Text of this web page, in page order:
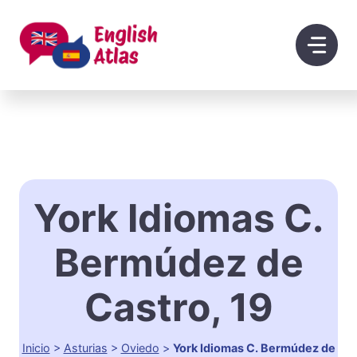
contenido
York Idiomas C.
Bermúdez de
Castro, 19
Inicio > Asturias > Oviedo > York Idiomas C. Bermúdez de